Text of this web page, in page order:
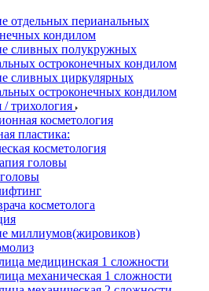
отдельных перианальных
кондилом
сливных полукружных
остроконечных кондилом
сливных циркулярных
остроконечных кондилом
/ трихология
косметология
пластика:
косметология
головы
косметолога
миллиумов(жировиков)
медицинская 1 сложности
механическая 1 сложности